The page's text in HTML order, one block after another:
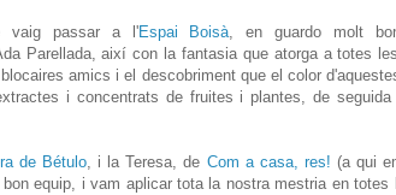
vaig passar a l'Espai Boisà, en guardo molt
Parellada, així con la fantasia que atorga a totes
amics i el descobriment que el color
i concentrats de fruites i plantes, de
de Bétulo, i la Teresa, de Com a casa, res! (a qui
equip, i vam aplicar tota la nostra mestria en totes